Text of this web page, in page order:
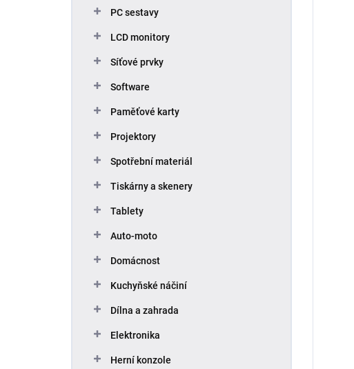
PC sestavy
LCD monitory
Síťové prvky
Software
Paměťové karty
Projektory
Spotřební materiál
Tiskárny a skenery
Tablety
Auto-moto
Domácnost
Kuchyňské náčiní
Dílna a zahrada
Elektronika
Herní konzole